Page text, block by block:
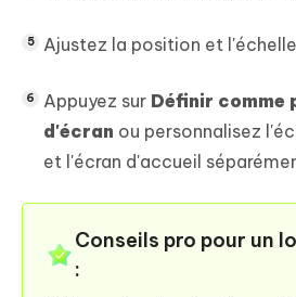
Ajustez la position et
Appuyez sur Définir comme
d'écran ou personnalisez
et l'écran d'accueil
Conseils pro pour un
: